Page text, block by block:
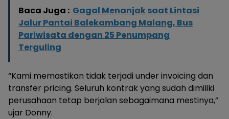
Baca Juga : Gagal Menanjak saat Lintasi
Jalur Pantai Balekambang Malang, Bus
Pariwisata dengan 25 Penumpang
Terguling
“Kami memastikan tidak terjadi under invoicing dan
transfer pricing. Seluruh kontrak yang sudah dimiliki
perusahaan tetap berjalan sebagaimana mestinya,”
ujar Donny.